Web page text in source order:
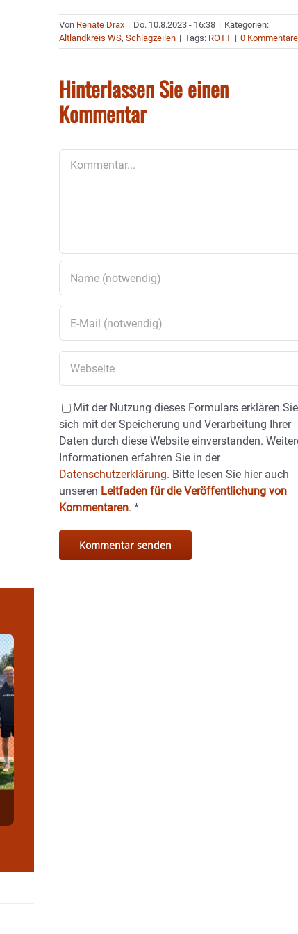
Von Renate Drax | Do. 10.8.2023 - 16:38 | Kategorien:
Altlandkreis WS,Schlagzeilen | Tags: ROTT | 0 Kommentare
Hinterlassen Sie einen
Kommentar
Mit der Nutzung dieses Formulars erklären Sie
sich mit der Speicherung und Verarbeitung Ihrer
Daten durch diese Website einverstanden.
Informationen erfahren Sie in der
Datenschutzerklärung. Bitte lesen Sie hier auch
unseren Leitfaden für die Veröffentlichung von
Kommentaren.*